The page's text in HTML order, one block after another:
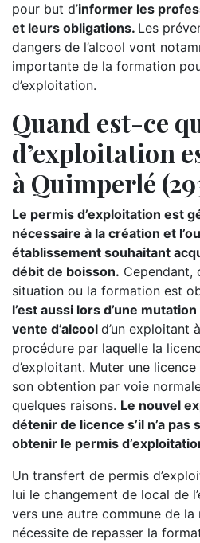
pour but d’informer les
et leurs obligations. Les
dangers de l’alcool vont
importante de la formation
d’exploitation.
Quand est-ce
d’exploitation
à Quimperlé
Le permis d’exploitation est
nécessaire à la création et
établissement souhaitant
débit de boisson. Cependant,
situation ou la formation est
l’est aussi lors d’une
vente d’alcool d’un exploitant
procédure par laquelle la
d’exploitant. Muter une
son obtention par voie
quelques raisons. Le nouvel
détenir de licence s’il n’a
obtenir le permis
Un transfert de permis
lui le changement de local de
vers une autre commune de la
nécessite de repasser la